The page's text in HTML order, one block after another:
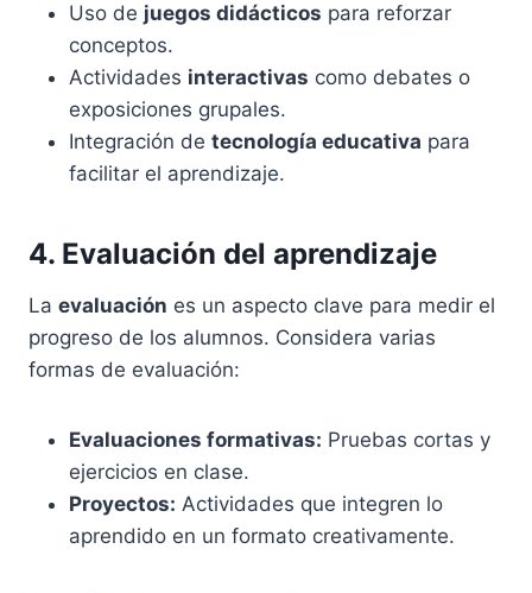
Uso de juegos didácticos para reforzar
conceptos.
Actividades interactivas como debates o
exposiciones grupales.
Integración de tecnología educativa para
facilitar el aprendizaje.
4. Evaluación del aprendizaje
La evaluación es un aspecto clave para medir el
progreso de los alumnos. Considera varias
formas de evaluación:
Evaluaciones formativas: Pruebas cortas y
ejercicios en clase.
Proyectos: Actividades que integren lo
aprendido en un formato creativamente.